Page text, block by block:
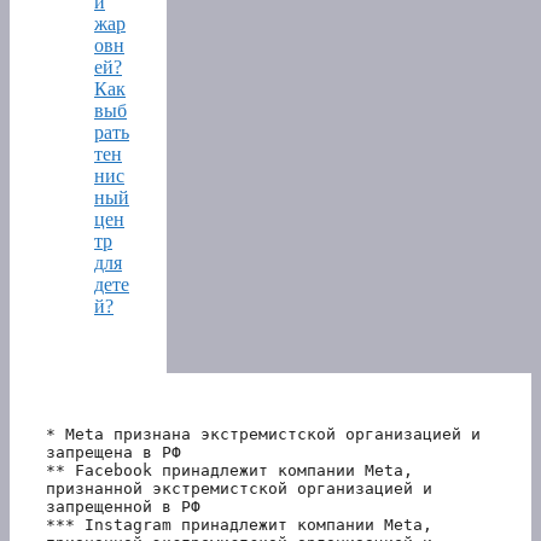
жар
овн
ей?
Как
выб
рать
тен
нис
ный
цен
тр
для
дете
й?
* Meta признана экстремистской организацией и
запрещена в РФ
** Facebook принадлежит компании Meta,
признанной экстремистской организацией и
запрещенной в РФ
*** Instagram принадлежит компании Meta,